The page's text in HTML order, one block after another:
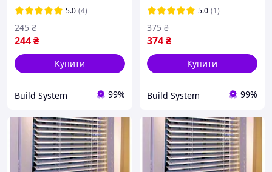
5.0 (4)
244₴
245 ₴
Купити
Build System 99%
5.0 (1)
374₴
375 ₴
Купити
Build System 99%